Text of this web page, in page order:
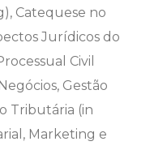
Catequese no
Jurídicos do
Civil
Gestão
Tributária (in
Marketing e